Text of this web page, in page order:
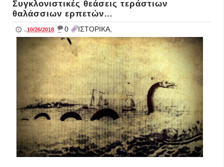
Συγκλονιστικές θεάσεις τεράστιων
θαλάσσιων ερπετών…
..10/26/2018 _ 0 ΙΣΤΟΡΙΚΑ,